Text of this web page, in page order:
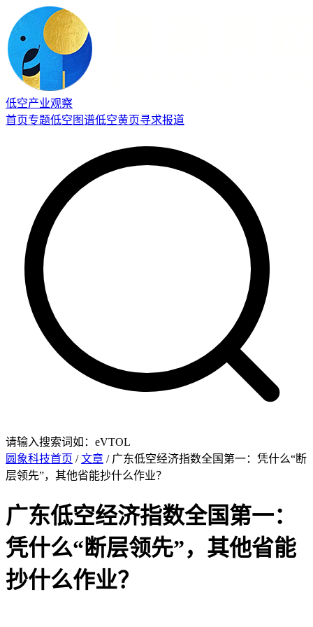
低空产业观察
首页专题低空图谱低空黄页寻求报道
请输入搜索词如：eVTOL
圆象科技首页 /文章 / 广东低空经济指数全国第一：凭什么“断
层领先”，其他省能抄什么作业？
广东低空经济指数全国第一：
凭什么“断层领先”，其他省能
抄什么作业？